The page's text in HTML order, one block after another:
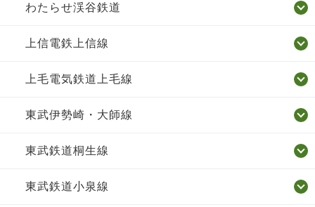
わたらせ渓谷鉄道
上信電鉄上信線
上毛電気鉄道上毛線
東武伊勢崎・大師線
東武鉄道桐生線
東武鉄道小泉線